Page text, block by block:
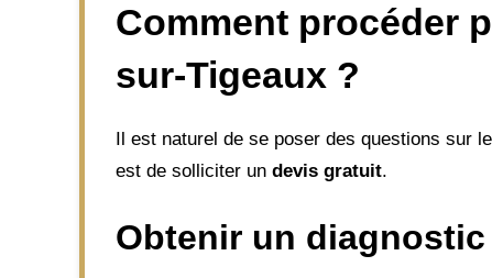
Comment procéder
sur-Tigeaux ?
Il est naturel de se poser des questions sur
est de solliciter un devis gratuit.
Obtenir un